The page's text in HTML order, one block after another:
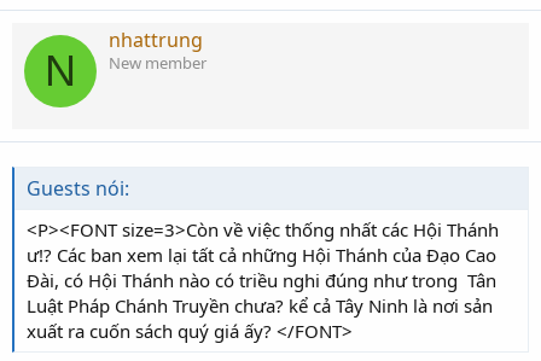
N
nhattrung
New member
Guests nói:
<P><FONT size=3>Còn về việc thống nhất các Hội Thánh
ư!? Các ban xem lại tất cả những Hội Thánh của Đạo Cao
Đài, có Hội Thánh nào có triều nghi đúng như trong Tân
Luật Pháp Chánh Truyền chưa? kể cả Tây Ninh là nơi sản
xuất ra cuốn sách quý giá ấy? </FONT>